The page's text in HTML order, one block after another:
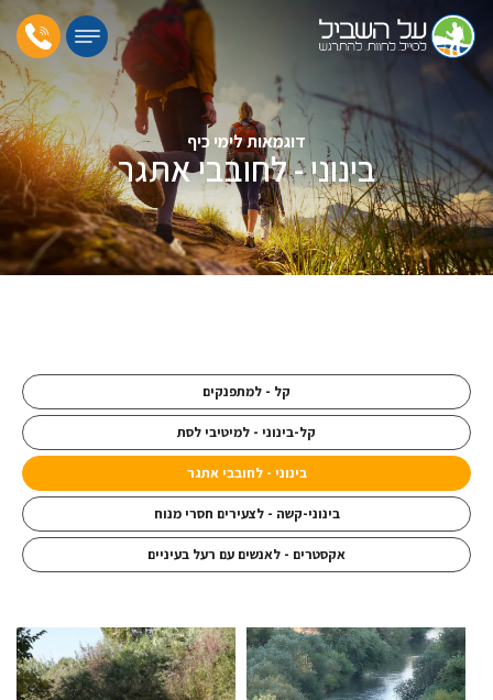
דוגמאות לימי כיף
בינוני - לחובבי אתגר
קל - למתפנקים
קל-בינוני - למיטיבי לסת
בינוני - לחובבי אתגר
בינוני-קשה - לצעירים חסרי מנוח
אקסטרים - לאנשים עם רעל בעיניים